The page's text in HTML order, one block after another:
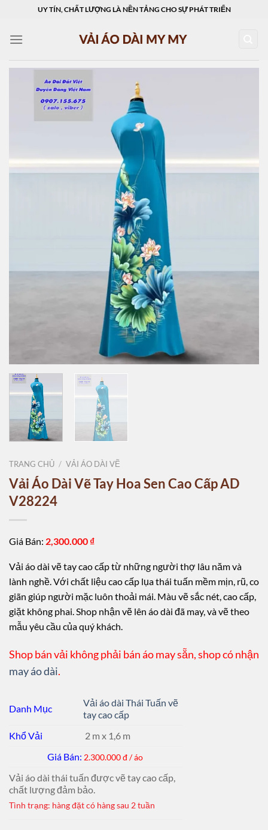
content
UY TÍN, CHẤT LƯỢNG LÀ NỀN TẢNG CHO SỰ PHÁT TRIỂN
TRANG CHỦ / VẢI ÁO DÀI VẼ
Vải Áo Dài Vẽ Tay Hoa Sen Cao Cấp AD
V28224
Giá Bán: 2,300.000 ₫
Vải áo dài vẽ tay cao cấp từ những người thợ lâu năm và
lành nghề. Với chất liệu cao cấp lụa thái tuấn mềm mịn, rũ, co
giãn giúp người mặc luôn thoải mái. Màu vẽ sắc nét, cao cấp,
giặt không phai. Shop nhận vẽ lên áo dài đã may, và vẽ theo
mẫu yêu cầu của quý khách.
Shop bán vải không phải bán áo may sẵn, shop có nhận
may áo dài.
Danh Mục
Vải áo dài Thái Tuấn vẽ
tay cao cấp
Khổ Vải
2 m x 1,6 m
Giá Bán: 2.300.000 đ / áo
Vải áo dài thái tuấn được vẽ tay cao cấp,
chất lượng đảm bảo.
Tình trạng: hàng đặt có hàng sau 2 tuần